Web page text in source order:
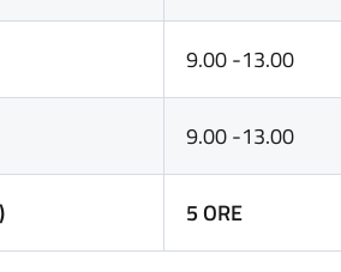
9.00 -13.00
9.00 -13.00
5 ORE